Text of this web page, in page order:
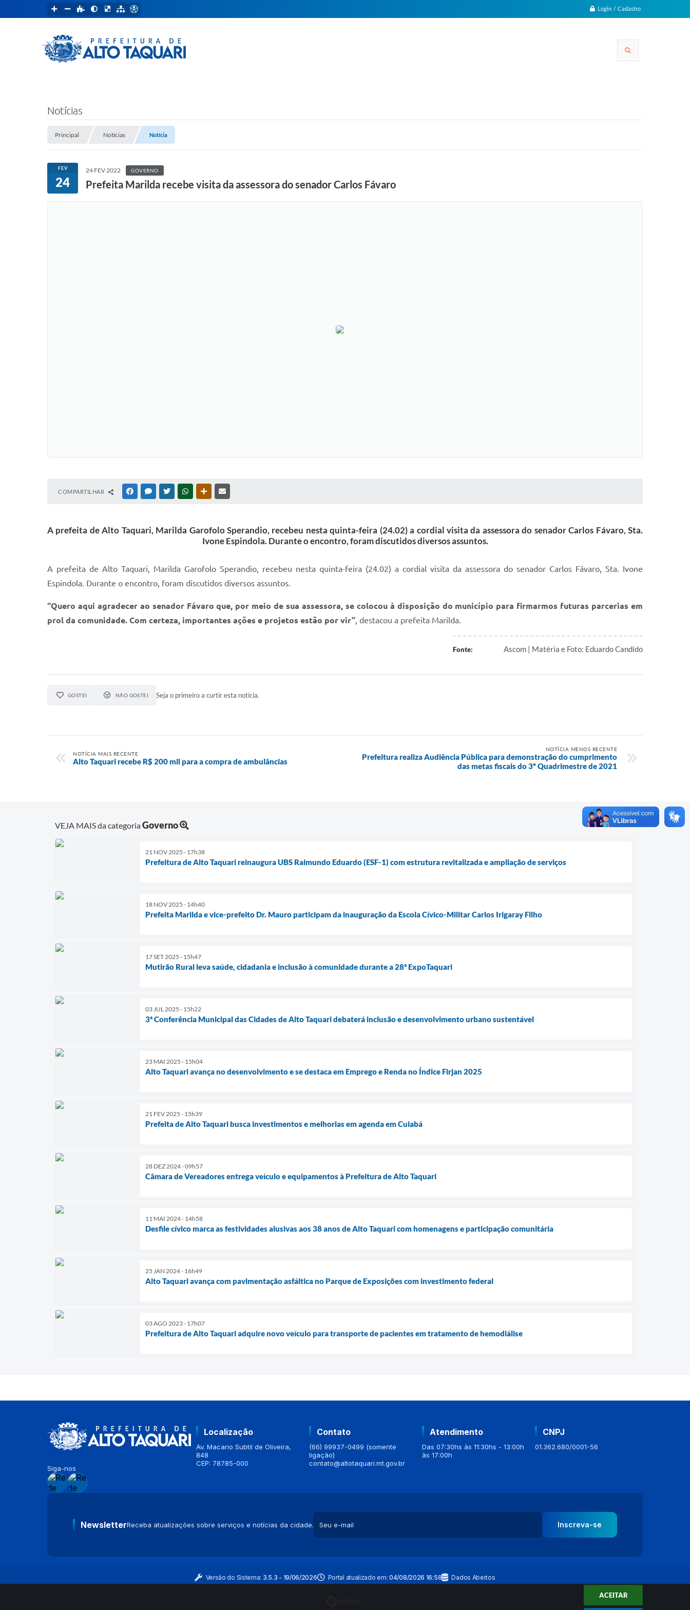
ACEITAR
Login / Cadastro
Notícias
Principal Notícias Notícia
FEV
24
24 FEV 2022 GOVERNO
Prefeita Marilda recebe visita da assessora do senador Carlos Fávaro
COMPARTILHAR FACEBOOKMESSENGER
TWITTERWHATSAPPOUTRAS MÍDIAS
A prefeita de Alto Taquari, Marilda Garofolo Sperandio, recebeu nesta quinta-feira (24.02) a cordial visita da assessora do senador Carlos Fávaro, Sta.
Ivone Espindola. Durante o encontro, foram discutidos diversos assuntos.
A prefeita de Alto Taquari, Marilda Garofolo Sperandio, recebeu nesta quinta-feira (24.02) a cordial visita da assessora do senador Carlos Fávaro, Sta. Ivone
Espindola. Durante o encontro, foram discutidos diversos assuntos.
“Quero aqui agradecer ao senador Fávaro que, por meio de sua assessora, se colocou à disposição do município para firmarmos futuras parcerias em
prol da comunidade. Com certeza, importantes ações e projetos estão por vir”, destacou a prefeita Marilda.
Fonte: Ascom | Matéria e Foto: Eduardo Candido
GOSTEI NÃO GOSTEI Seja o primeiro a curtir esta notícia.
NOTÍCIA MAIS RECENTE
Alto Taquari recebe R$ 200 mil para a compra de ambulâncias
NOTÍCIA MENOS RECENTE
Prefeitura realiza Audiência Pública para demonstração do cumprimento
das metas fiscais do 3º Quadrimestre de 2021
VEJA MAIS da categoriaGoverno
21 NOV 2025 - 17h38
Prefeitura de Alto Taquari reinaugura UBS Raimundo Eduardo (ESF-1) com estrutura revitalizada e ampliação de serviços
18 NOV 2025 - 14h40
Prefeita Marilda e vice-prefeito Dr. Mauro participam da inauguração da Escola Cívico-Militar Carlos Irigaray Filho
17 SET 2025 - 15h47
Mutirão Rural leva saúde, cidadania e inclusão à comunidade durante a 28ª ExpoTaquari
03 JUL 2025 - 15h22
3ª Conferência Municipal das Cidades de Alto Taquari debaterá inclusão e desenvolvimento urbano sustentável
23 MAI 2025 - 15h04
Alto Taquari avança no desenvolvimento e se destaca em Emprego e Renda no Índice Firjan 2025
21 FEV 2025 - 15h39
Prefeita de Alto Taquari busca investimentos e melhorias em agenda em Cuiabá
28 DEZ 2024 - 09h57
Câmara de Vereadores entrega veículo e equipamentos à Prefeitura de Alto Taquari
11 MAI 2024 - 14h58
Desfile cívico marca as festividades alusivas aos 38 anos de Alto Taquari com homenagens e participação comunitária
25 JAN 2024 - 16h49
Alto Taquari avança com pavimentação asfáltica no Parque de Exposições com investimento federal
03 AGO 2023 - 17h07
Prefeitura de Alto Taquari adquire novo veículo para transporte de pacientes em tratamento de hemodiálise
Siga-nos
Localização
Av. Macario Subtil de Oliveira,
848
CEP: 78785-000
Contato
(66) 99937-0499 (somente
ligação)
contato@altotaquari.mt.gov.br
Atendimento
Das 07:30hs às 11:30hs - 13:00h
às 17:00h
CNPJ
01.362.680/0001-56
NewsletterReceba atualizações sobre serviços e notícias da cidade. Inscreva-se
Versão do Sistema: 3.5.3 - 19/06/2026 Portal atualizado em:04/08/2026 16:58 Dados Abertos